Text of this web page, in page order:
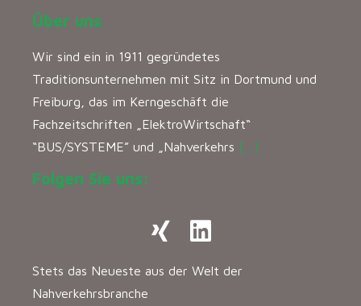
Über uns
Wir sind ein in 1911 gegründetes
Traditionsunternehmen mit Sitz in Dortmund und
Freiburg, das im Kerngeschäft die
Fachzeitschriften „ElektroWirtschaft“
“BUS/SYSTEME” und „Nahverkehrs […]
Folgen Sie uns:
Stets das Neueste aus der Welt der
Nahverkehrsbranche